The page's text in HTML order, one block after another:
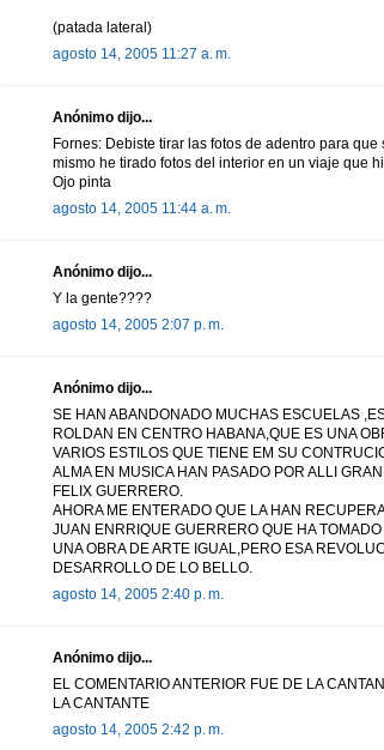
(patada lateral)
agosto 14, 2005 11:27 a. m.
Anónimo dijo...
Fornes: Debiste tirar las fotos de adentro para
mismo he tirado fotos del interior en un viaje que
Ojo pinta
agosto 14, 2005 11:44 a. m.
Anónimo dijo...
Y la gente????
agosto 14, 2005 2:07 p. m.
Anónimo dijo...
SE HAN ABANDONADO MUCHAS ESCUELAS
ROLDAN EN CENTRO HABANA,QUE ES UNA
VARIOS ESTILOS QUE TIENE EM SU
ALMA EN MUSICA HAN PASADO POR ALLI
FELIX GUERRERO.
AHORA ME ENTERADO QUE LA HAN
JUAN ENRRIQUE GUERRERO QUE HA
UNA OBRA DE ARTE IGUAL,PERO ESA
DESARROLLO DE LO BELLO.
agosto 14, 2005 2:40 p. m.
Anónimo dijo...
EL COMENTARIO ANTERIOR FUE DE LA
LA CANTANTE
agosto 14, 2005 2:42 p. m.